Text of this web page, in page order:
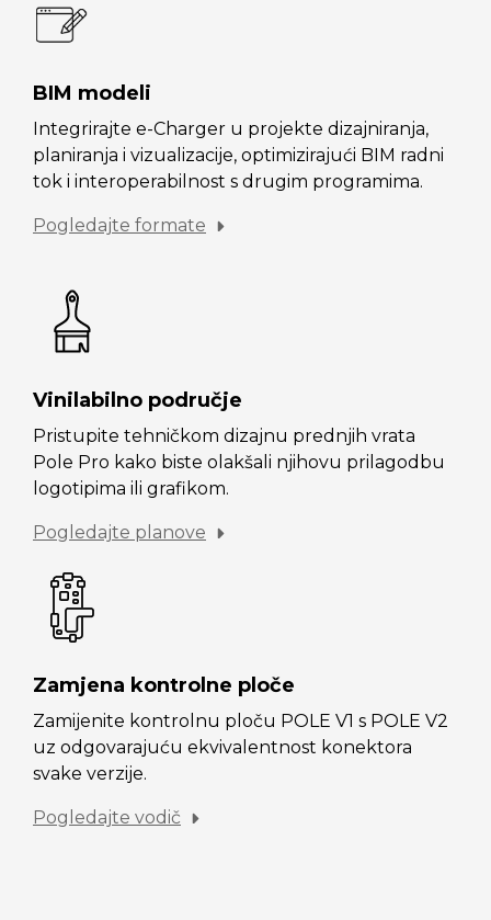
BIM modeli
Integrirajte e-Charger u projekte dizajniranja,
planiranja i vizualizacije, optimizirajući BIM radni
tok i interoperabilnost s drugim programima.
Pogledajte formate
Vinilabilno područje
Pristupite tehničkom dizajnu prednjih vrata
Pole Pro kako biste olakšali njihovu prilagodbu
logotipima ili grafikom.
Pogledajte planove
Zamjena kontrolne ploče
Zamijenite kontrolnu ploču POLE V1 s POLE V2
uz odgovarajuću ekvivalentnost konektora
svake verzije.
Pogledajte vodič